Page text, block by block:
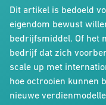
Dit artikel is bedoeld
eigendom bewust
bedrijfsmiddel. Of het
bedrijf dat zich
scale up met
hoe octrooien kunnen
nieuwe